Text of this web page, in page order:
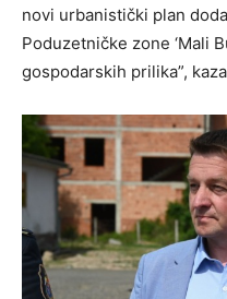
novi urbanistički plan
Poduzetničke zone ‘Mali
gospodarskih prilika”,